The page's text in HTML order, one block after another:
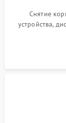
Снятие
устройства,
внутренних
Промывка